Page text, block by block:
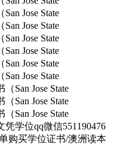
Jose State
Jose State
Jose State
Jose State
Jose State
Jose State
San Jose State
San Jose State
San Jose State
学位qq微信551190476
购买学位证书/澳洲读本